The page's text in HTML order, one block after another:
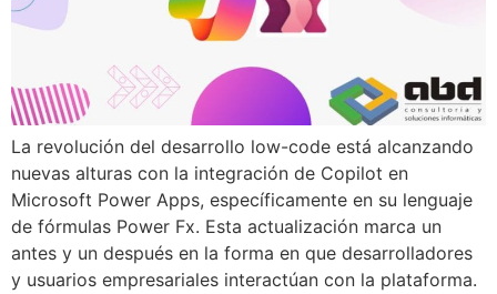
La revolución del desarrollo low-code está alcanzando
nuevas alturas con la integración de Copilot en
Microsoft Power Apps, específicamente en su lenguaje
de fórmulas Power Fx. Esta actualización marca un
antes y un después en la forma en que desarrolladores
y usuarios empresariales interactúan con la plataforma.